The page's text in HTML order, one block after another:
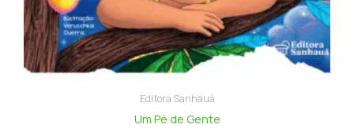
Editora Sanhauá
Um Pé de Gente